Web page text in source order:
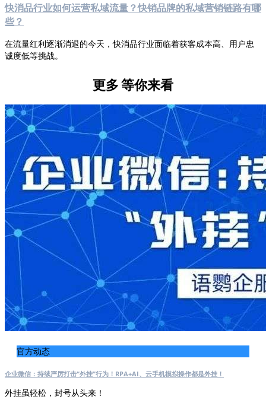
快消品行业如何运营私域流量？快销品牌的私域营销链路有哪
些？
在流量红利逐渐消退的今天，快消品行业面临着获客成本高、用户忠
诚度低等挑战。
更多等你来看
官方动态
企业微信：持续严厉打击“外挂”行为！RPA+AI、云手机模拟操作都是外挂！
外挂虽轻松，封号从头来！